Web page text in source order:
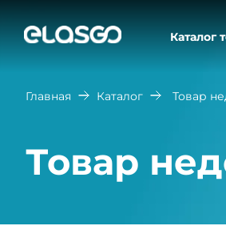
Каталог
Главная Каталог Товар
Товар